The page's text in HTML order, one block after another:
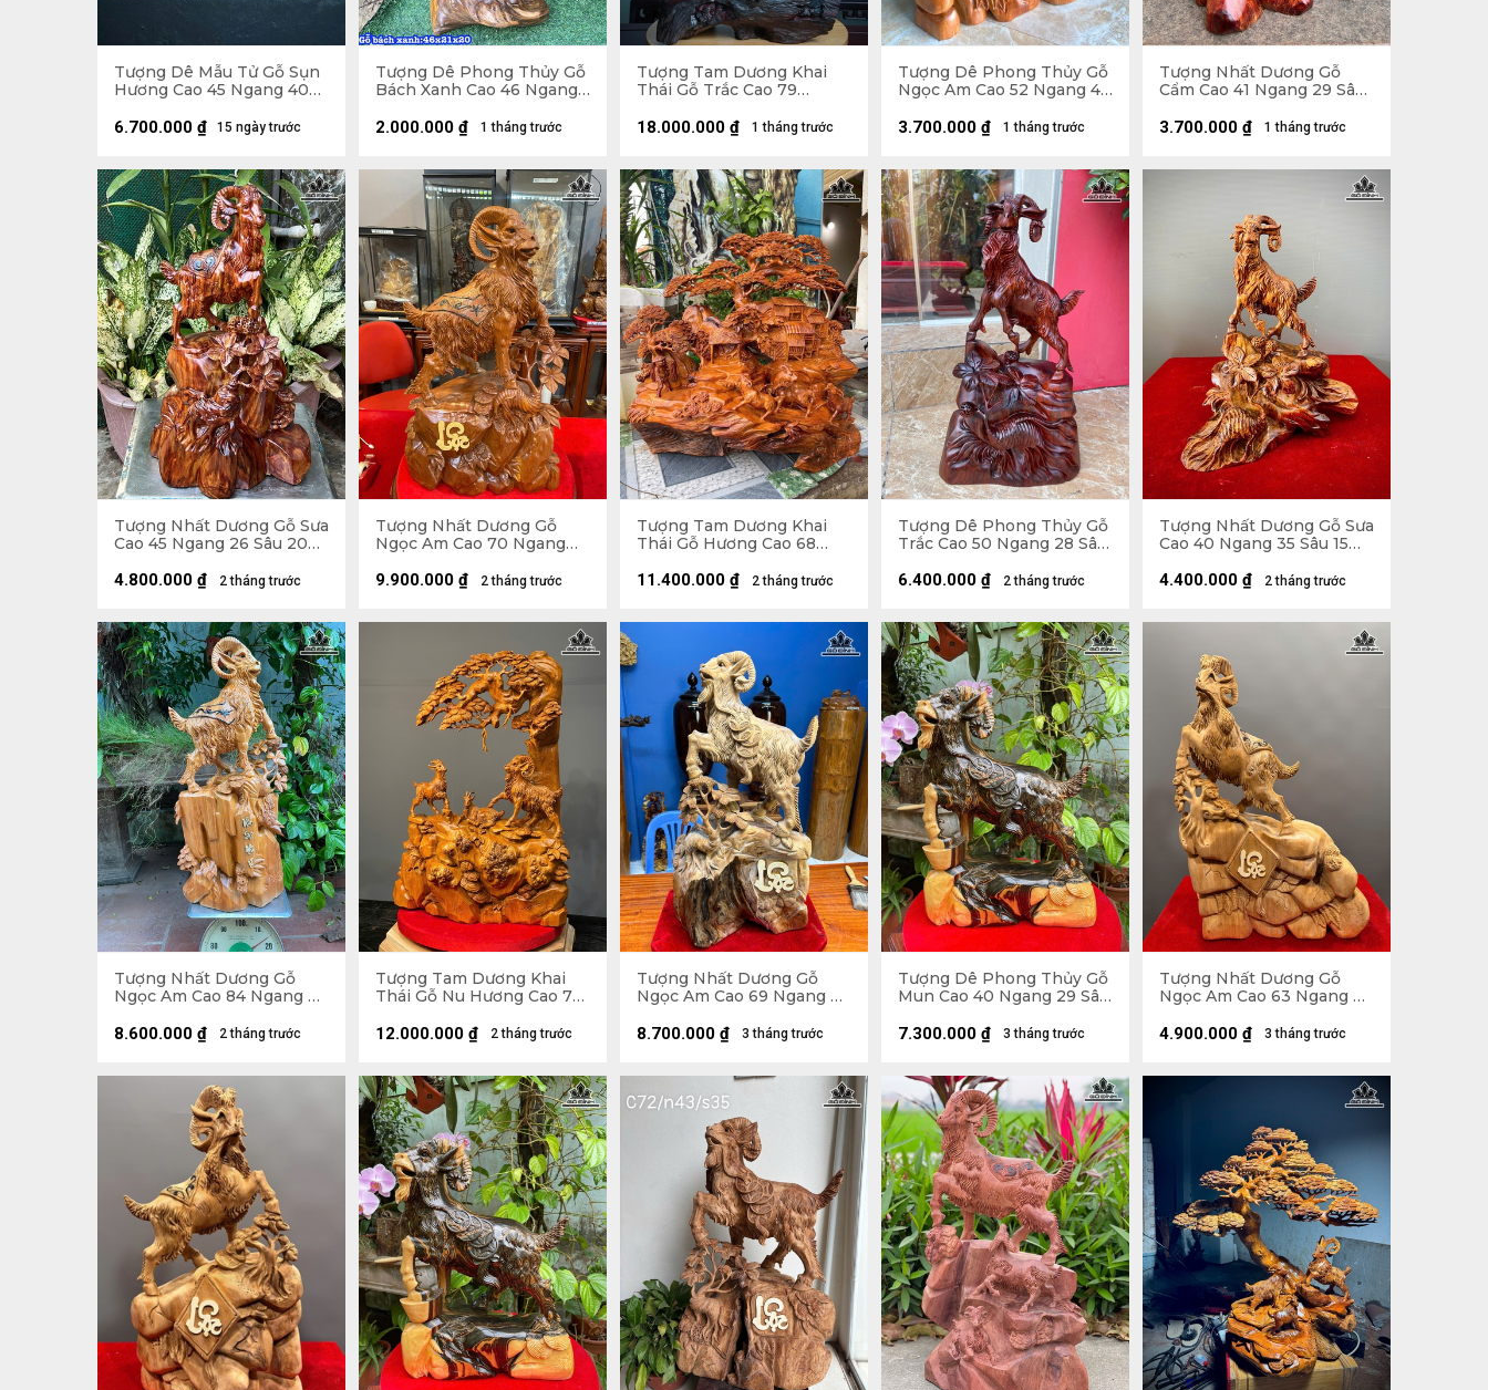
Tượng Dê Mẫu Tử Gỗ Sụn
Hương Cao 45 Ngang 40
15 ngày trước
6.700.000 ₫
Tượng Dê Phong Thủy Gỗ
Bách Xanh Cao 46 Ngang
1 tháng trước
2.000.000 ₫
Tượng Tam Dương Khai
Thái Gỗ Trắc Cao 79
1 tháng trước
18.000.000 ₫
Tượng Dê Phong Thủy Gỗ
Ngọc Am Cao 52 Ngang 41
1 tháng trước
3.700.000 ₫
Tượng Nhất Dương Gỗ
Cẩm Cao 41 Ngang 29 Sâu
1 tháng trước
3.700.000 ₫
Tượng Nhất Dương Gỗ Sưa
Cao 45 Ngang 26 Sâu 20
2 tháng trước
4.800.000 ₫
Tượng Nhất Dương Gỗ
Ngọc Am Cao 70 Ngang
2 tháng trước
9.900.000 ₫
Tượng Tam Dương Khai
Thái Gỗ Hương Cao 68
2 tháng trước
11.400.000 ₫
Tượng Dê Phong Thủy Gỗ
Trắc Cao 50 Ngang 28 Sâu
2 tháng trước
6.400.000 ₫
Tượng Nhất Dương Gỗ Sưa
Cao 40 Ngang 35 Sâu 15
2 tháng trước
4.400.000 ₫
Tượng Nhất Dương Gỗ
Ngọc Am Cao 84 Ngang 40
2 tháng trước
8.600.000 ₫
Tượng Tam Dương Khai
Thái Gỗ Nu Hương Cao 79
2 tháng trước
12.000.000 ₫
Tượng Nhất Dương Gỗ
Ngọc Am Cao 69 Ngang 37
3 tháng trước
8.700.000 ₫
Tượng Dê Phong Thủy Gỗ
Mun Cao 40 Ngang 29 Sâu
3 tháng trước
7.300.000 ₫
Tượng Nhất Dương Gỗ
Ngọc Am Cao 63 Ngang 40
3 tháng trước
4.900.000 ₫